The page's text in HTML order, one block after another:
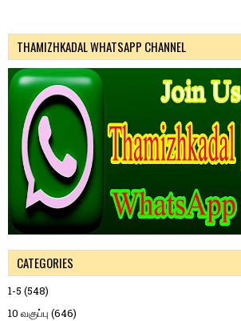
THAMIZHKADAL WHATSAPP CHANNEL
CATEGORIES
1-5 (548)
10 வகுப்பு (646)